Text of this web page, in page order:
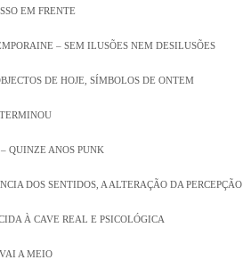
EM FRENTE
– SEM ILUSÕES NEM DESILUSÕES
DE HOJE, SÍMBOLOS DE ONTEM
QUINZE ANOS PUNK
DOS SENTIDOS, A ALTERAÇÃO DA PERCEPÇÃO
À CAVE REAL E PSICOLÓGICA
A MEIO